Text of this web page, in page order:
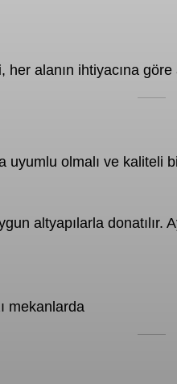
, her alanın ihtiyacına göre
olmalı ve
altyapılarla
mekanlarda